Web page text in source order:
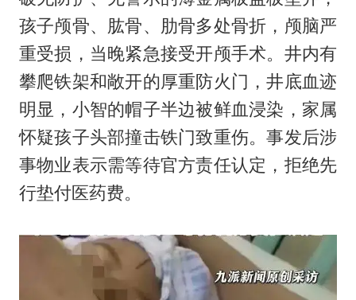
孩子颅骨、肱骨、肋骨多处骨折，颅脑严
重受损，当晚紧急接受开颅手术。井内有
攀爬铁架和敞开的厚重防火门，井底血迹
明显，小智的帽子半边被鲜血浸染，家属
怀疑孩子头部撞击铁门致重伤。事发后涉
事物业表示需等待官方责任认定，拒绝先
行垫付医药费。